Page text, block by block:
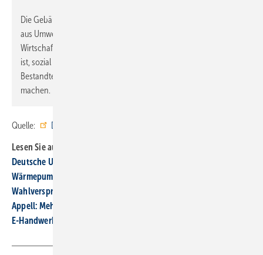
Die Gebäude-Allianz ist eine verbandsübergreifende Initiative
aus Umweltorganisationen, Verbraucherinitiativen, Sozial- und
Wirtschaftsverbänden, Gewerkschaften und Unternehmen. Ziel
ist, sozial gerechten Klimaschutz im Gebäudesektor zum festen
Bestandteil einer integrierten Klimaschutz- und Energiepolitik zu
machen.
Quelle: Deutsche Umwelthilfe
Lesen Sie auch:
Deutsche Umwelthilfe fordert Reform der
Wärmepumpenförderung
Wahlversprechen der Parteien aus Sicht der TGA+E-Branche
Appell: Mehr Ener­gie­effi­zienz in Wahl­programme
E-Handwerke: 10 Forderungen an die neue Bundesregierung